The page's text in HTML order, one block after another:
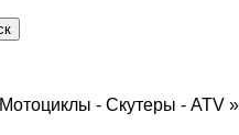
Мотоциклы - Скутеры - ATV »